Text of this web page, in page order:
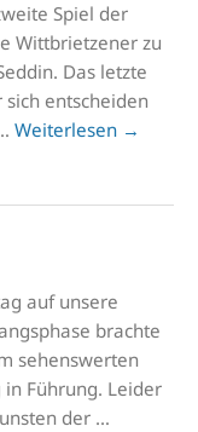
Spiel der
Wittbrietzener zu
Das letzte
entscheiden
Weiterlesen →
auf unsere
brachte
sehenswerten
Führung. Leider
der …